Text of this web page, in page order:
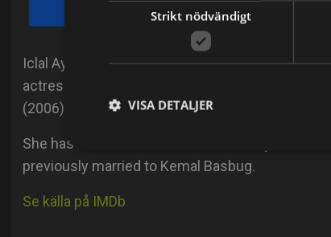
Iclal Aydin was born on September 14, 1971 in
actress, known for Vizontele (2001), Organize
(2006).
She has been married to Tuna Kiremitçi since
previously married to Kemal Basbug.
Se källa på IMDb
Strikt nödvändigt
VISA DETALJER